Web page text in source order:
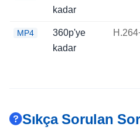
kadar
MP4
360p'ye
kadar
Sıkça Sorulan